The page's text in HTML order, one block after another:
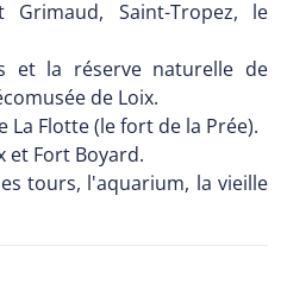
Grimaud, Saint-Tropez, le
et la réserve naturelle de
de Loix.
La Flotte (le fort de la Prée).
et Fort Boyard.
tours, l'aquarium, la vieille